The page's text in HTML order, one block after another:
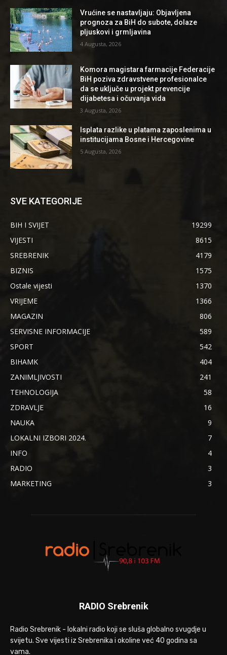
Vrućine se nastavljaju: Objavljena
prognoza za BiH do subote, dolaze
pljuskovi i grmljavina
4 Augusta, 2026
Komora magistara farmacije Federacije
BiH poziva zdravstvene profesionalce
da se uključe u projekt prevencije
dijabetesa i očuvanja vida
3 Augusta, 2026
Isplata razlike u platama zaposlenima u
institucijama Bosne i Hercegovine
5 Augusta, 2026
SVE KATEGORIJE
BIH I SVIJET
19299
VIJESTI
8615
SREBRENIK
4179
BIZNIS
1575
Ostale vijesti
1370
VRIJEME
1366
MAGAZIN
806
SERVISNE INFORMACIJE
589
SPORT
542
BIHAMK
404
ZANIMLJIVOSTI
241
TEHNOLOGIJA
58
ZDRAVLJE
16
NAUKA
9
LOKALNI IZBORI 2024.
7
INFO
4
RADIO
3
MARKETING
3
RADIO Srebrenik
Radio Srebrenik - lokalni radio koji se sluša globalno svugdje u
svijetu. Sve vijesti iz Srebrenika i okoline već 40 godina sa
vama.